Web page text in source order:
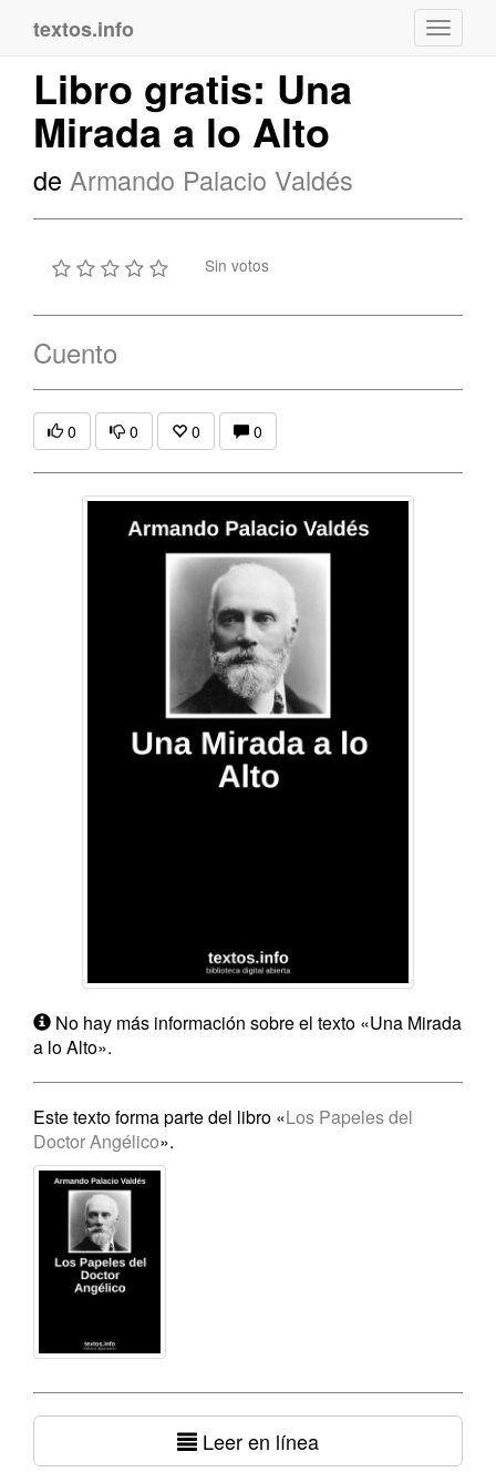
textos.info
Libro gratis: Una
Mirada a lo Alto
de Armando Palacio Valdés
Sin votos
Cuento
0 0 0 0
No hay más información sobre el texto «Una Mirada
a lo Alto».
Este texto forma parte del libro «Los Papeles del
Doctor Angélico».
Leer en línea